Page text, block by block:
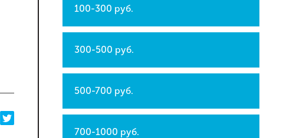
100-300 руб.
300-500 руб.
500-700 руб.
700-1000 руб.